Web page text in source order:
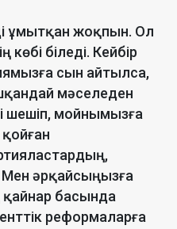
ұмытқан жоқпын. Ол
біледі. Кейбір
сын айтылса,
мәселеден
шешіп, мойнымызға
Мен әрқайсыңызға
қайнар басында
реформаларға